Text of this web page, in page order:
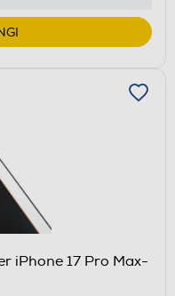
iPhone 17 Pro Max-